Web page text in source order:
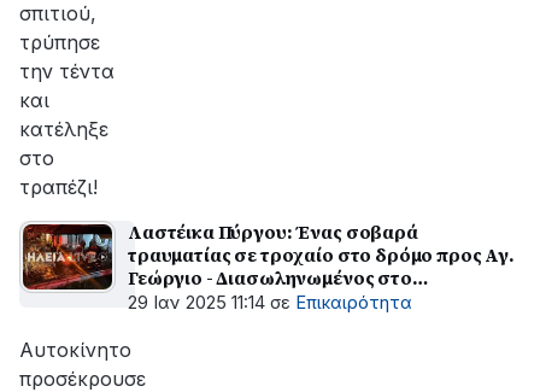
σπιτιού,
τρύπησε
την τέντα
και
κατέληξε
στο
τραπέζι!
Λαστέικα Πύργου: Ένας σοβαρά
τραυματίας σε τροχαίο στο δρόμο προς Αγ.
Γεώργιο - Διασωληνωμένος στο
νοσοκομείο!
29 Ιαν 2025 11:14 σε Επικαιρότητα
Αυτοκίνητο
προσέκρουσε